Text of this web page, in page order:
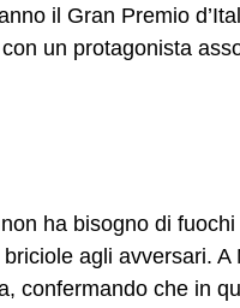
il Gran Premio
un protagonista
ha bisogno di fuochi
agli avversari. A
confermando che in